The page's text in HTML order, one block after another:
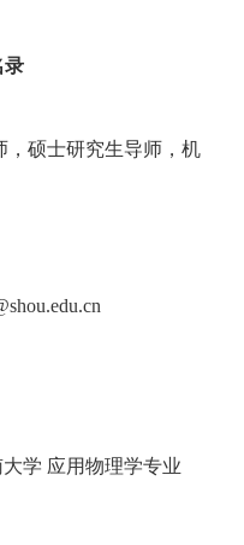
录
，硕士研究生导师，机
学 应用物理学专业